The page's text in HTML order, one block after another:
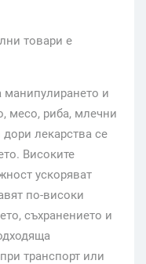
товари е
манипулирането и
месо, риба, млечни
лекарства се
Високите
ускоряват
по-високи
съхранението и
транспорт или